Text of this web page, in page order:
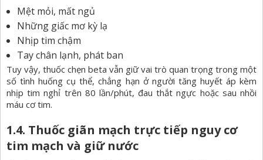
Mệt mỏi, mất ngủ
Những giấc mơ kỳ lạ
Nhịp tim chậm
Tay chân lạnh, phát ban
Tuy vậy, thuốc chẹn beta vẫn giữ vai trò quan trọng trong một
số tình huống cụ thể, chẳng hạn ở người tăng huyết áp kèm
nhịp tim nghỉ trên 80 lần/phút, đau thắt ngực hoặc sau nhồi
máu cơ tim.
1.4. Thuốc giãn mạch trực tiếp nguy cơ
tim mạch và giữ nước